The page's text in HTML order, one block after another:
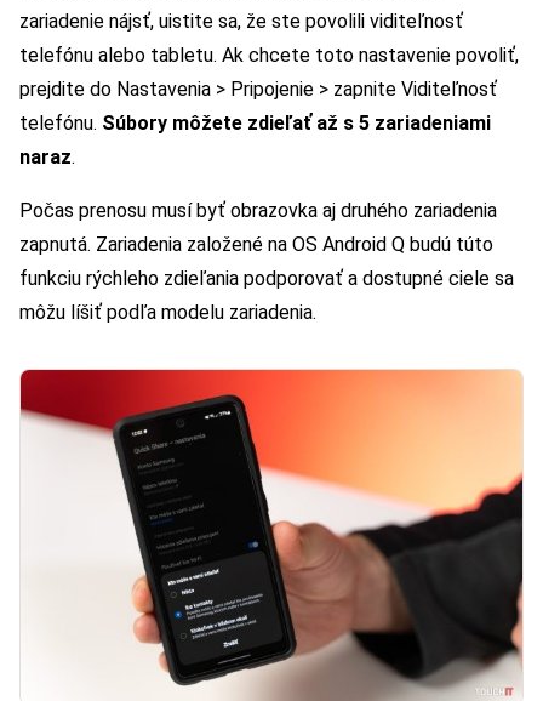
zariadenie nájsť, uistite sa, že ste povolili viditeľnosť
telefónu alebo tabletu. Ak chcete toto nastavenie povoliť,
prejdite do Nastavenia > Pripojenie > zapnite Viditeľnosť
telefónu. Súbory môžete zdieľať až s 5 zariadeniami
naraz.
Počas prenosu musí byť obrazovka aj druhého zariadenia
zapnutá. Zariadenia založené na OS Android Q budú túto
funkciu rýchleho zdieľania podporovať a dostupné ciele sa
môžu líšiť podľa modelu zariadenia.